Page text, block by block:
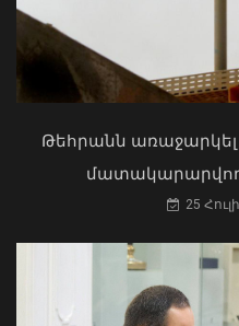
Գազամատակարարման
քաղաքների մի շարք
08 Օգոստոս, 2026 11:54
Ի՞նչ ուղերձ էր ոտքի
Աղաջանյանը`
02 Օգոստոս, 2026 15:22
Թեհրանն
25